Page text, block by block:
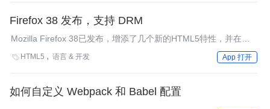
Firefox 38 发布，支持 DRM
Mozilla Firefox 38已发布，增添了几个新的HTML5特性，并在
Windows平台上支持DRM内容保护功能。
 HTML5 语言 & 开发 App 打开
如何自定义 Webpack 和 Babel 配置